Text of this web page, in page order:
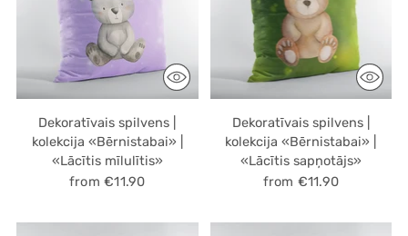
Dekoratīvais spilvens |
kolekcija «Bērnistabai» |
«Lācītis mīlulītis»
from €11.90
Dekoratīvais spilvens |
kolekcija «Bērnistabai» |
«Lācītis sapņotājs»
from €11.90